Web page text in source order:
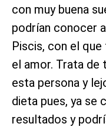
con muy buena
podrían conocer
Piscis, con el que
el amor. Trata de
esta persona y
dieta pues, ya se
resultados y